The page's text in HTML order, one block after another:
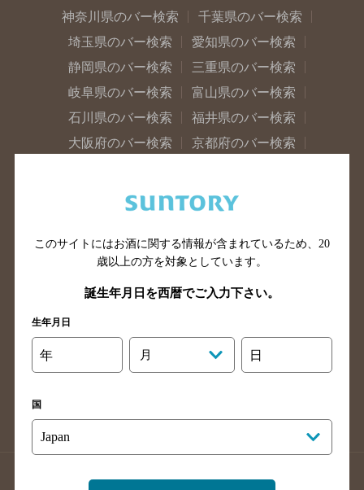
神奈川県のバー検索
千葉県のバー検索
埼玉県のバー検索
愛知県のバー検索
静岡県のバー検索
三重県のバー検索
岐阜県のバー検索
富山県のバー検索
石川県のバー検索
福井県のバー検索
大阪府のバー検索
京都府のバー検索
滋賀県のバー検索
和歌山県のバー検索
山口県のバー検索
鳥取県のバー検索
島根県のバー検索
徳島県のバー検索
香川県のバー検索
愛媛県のバー検索
高知県のバー検索
長崎県のバー検索
佐賀県のバー検索
大分県のバー検索
熊本県のバー検索
沖縄県のバー検索
店舗登録方法のご案内
店舗情報更新方法のご案内
このサイトにはお酒に関する情報が含まれているため、 20
歳以上の方を対象としています。
誕生年月日を西暦でご入力下さい。
生年月日
年 月 日
国